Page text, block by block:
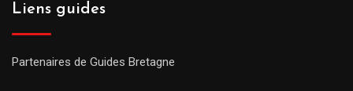
Liens guides
Partenaires de Guides Bretagne